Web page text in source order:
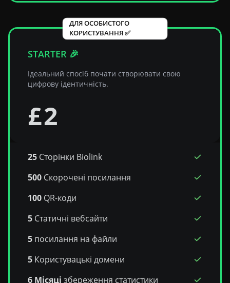
ДЛЯ ОСОБИСТОГО
КОРИСТУВАННЯ ✅
STARTER 🎉
Ідеальний спосіб почати створювати свою
цифрову ідентичність.
£2
25 Сторінки Biolink
500 Скорочені посилання
100 QR-коди
5 Статичні вебсайти
5 посилання на файли
5 Користувацькі домени
6 Місяці збереження статистики